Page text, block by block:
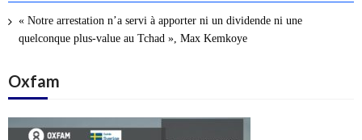
« Notre arrestation n’a servi à apporter ni un dividende ni une
quelconque plus-value au Tchad », Max Kemkoye
Oxfam